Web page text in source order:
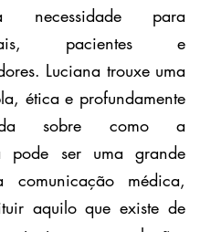
necessidade para
pacientes e
Luciana trouxe uma
ética e profundamente
sobre como a
pode ser uma grande
comunicação médica,
aquilo que existe de